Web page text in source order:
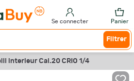
Se connecter Panier
Filtrer
interieur Cal.20 CRIO 1/4